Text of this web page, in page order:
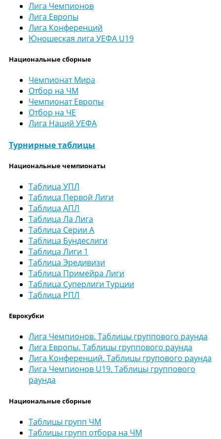
Лига Чемпионов
Лига Европы
Лига Конференций
Юношеская лига УЕФА U19
Национальные сборные
Чемпионат Мира
Отбор на ЧМ
Чемпионат Европы
Отбор на ЧЕ
Лига Наций УЕФА
Турнирные таблицы
Национальные чемпионаты
Таблица УПЛ
Таблица Первой Лиги
Таблица АПЛ
Таблица Ла Лига
Таблица Серии А
Таблица Бундеслиги
Таблица Лиги 1
Таблица Эредивизи
Таблица Примейра Лиги
Таблица Суперлиги Турции
Таблица РПЛ
Еврокубки
Лига Чемпионов. Таблицы группового раунда
Лига Европы. Таблицы группового раунда
Лига Конференций. Таблицы групового раунда
Лига Чемпионов U19. Таблицы группового
раунда
Национальные сборные
Таблицы групп ЧМ
Таблицы групп отбора на ЧМ